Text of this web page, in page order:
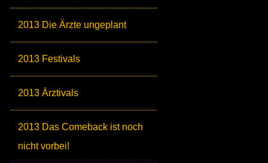
2013 Die Ärzte ungeplant
2013 Festivals
2013 Ärztivals
2013 Das Comeback ist noch
nicht vorbei!